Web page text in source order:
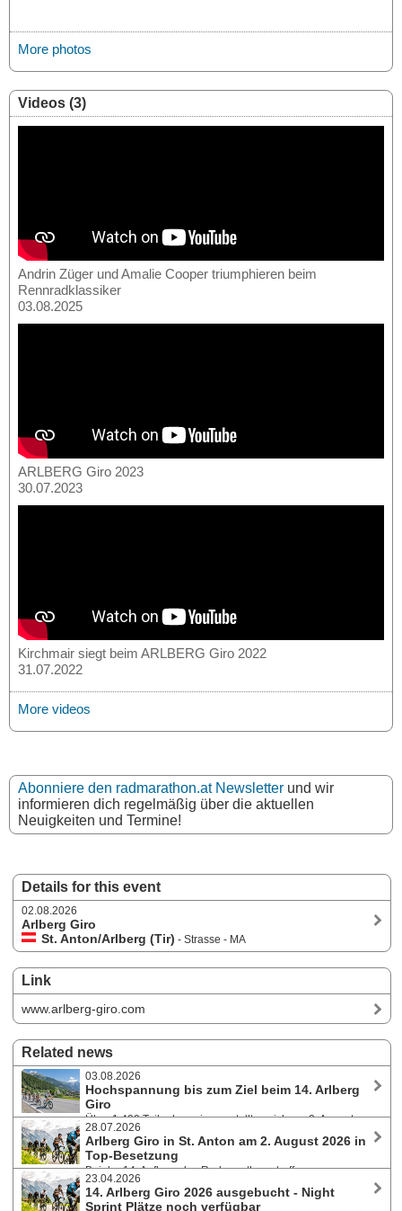
Details for this event
02.08.2026
Arlberg Giro
St. Anton/Arlberg (Tir) - Strasse - MA
Link
www.arlberg-giro.com
Related news
03.08.2026
Hochspannung bis zum Ziel beim 14. Arlberg
Giro
Über 1.400 Teilnehmer:innen stellten sich am 2. August
2026 bei hochsommerlichen Temperaturen der 142 Kilometer langen
Strecke mit mehr als 2.400 Höhenmetern und bewältigten den
anspruchsvollen Kurs rund um den Arlberg.
28.07.2026
Arlberg Giro in St. Anton am 2. August 2026 in
Top-Besetzung
Bei der 14. Auflage des Radmarathons treffen
ambitionierte Amateur:innen, erfahrene Wiederholungstäter:innen,
Newcomer und bekannte Namen der internationalen Radsportszene
23.04.2026
14. Arlberg Giro 2026 ausgebucht - Night
Sprint Plätze noch verfügbar
More photos
Videos (3)
Andrin Züger und Amalie Cooper triumphieren beim
Rennradklassiker
03.08.2025
ARLBERG Giro 2023
30.07.2023
Kirchmair siegt beim ARLBERG Giro 2022
31.07.2022
More videos
Abonniere den radmarathon.at Newsletter und wir
informieren dich regelmäßig über die aktuellen
Neuigkeiten und Termine!